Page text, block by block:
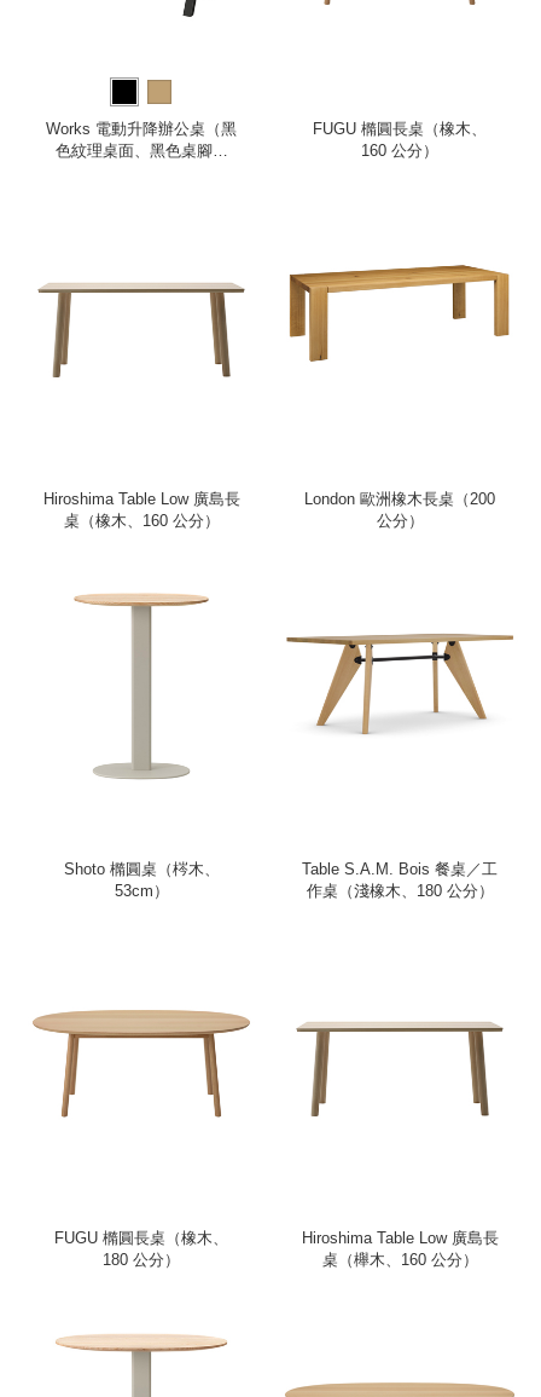
Works 電動升降辦公桌（黑
色紋理桌面、黑色桌腳、
FUGU 橢圓長桌（橡木、
160 公分）
Hiroshima Table Low 廣島長
桌（橡木、160 公分）
London 歐洲橡木長桌（200
公分）
Shoto 橢圓桌（梣木、
53cm）
Table S.A.M. Bois 餐桌／工
作桌（淺橡木、180 公分）
FUGU 橢圓長桌（橡木、
180 公分）
Hiroshima Table Low 廣島長
桌（櫸木、160 公分）